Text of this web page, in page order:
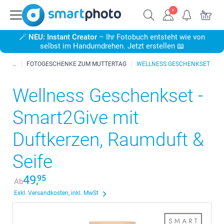
🪄 NEU: Instant Creator – Ihr Fotobuch entsteht wie von
selbst im Handumdrehen. Jetzt erstellen 📖
FOTOGESCHENKE ZUM MUTTERTAG WELLNESS GESCHENKSET
Wellness Geschenkset -
Smart2Give mit
Duftkerzen, Raumduft &
Seife
Ab49,95
Exkl. Versandkosten, inkl. MwSt